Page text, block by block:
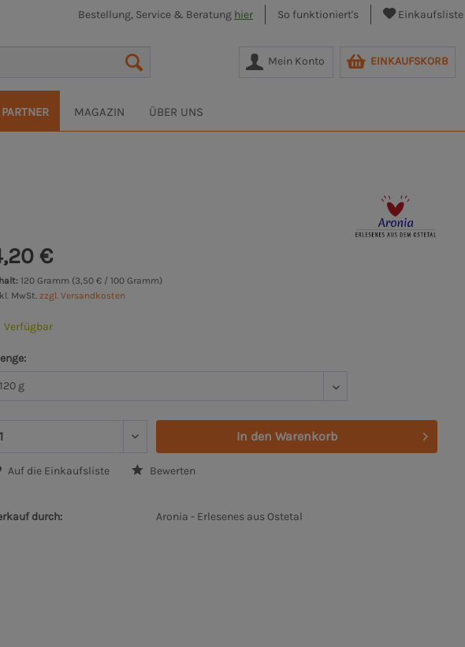
Bestellung, Service & Beratung hier So funktioniert's Einkaufsliste
Mein Konto EINKAUFSKORB
MAGAZIN ÜBER UNS
€
120 Gramm (3,50 € / 100 Gramm)
MwSt.zzgl. Versandkosten
Verfügbar
In den Warenkorb
Auf die Einkaufsliste Bewerten
durch: Aronia - Erlesenes aus Ostetal